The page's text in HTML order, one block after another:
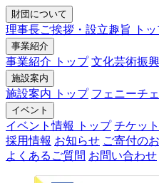
財団について
理事長ご挨拶・設立趣旨 トッ
事業紹介
事業紹介 トップ 文化芸術振
施設案内
施設案内 トップ フェニーチ
イベント
イベント情報 トップ チケッ
採用情報 お知らせ ご寄付の
よくあるご質問 お問い合わせ